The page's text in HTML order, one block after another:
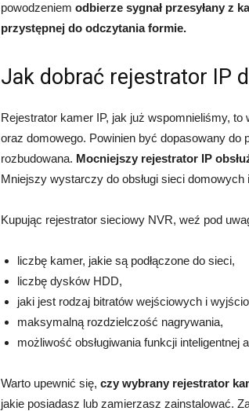
powodzeniem odbierze sygnał przesyłany z
przystępnej do odczytania formie.
Jak dobrać rejestrator IP
Rejestrator kamer IP, jak już wspomnieliśmy, to
oraz domowego. Powinien być dopasowany do
rozbudowana. Mocniejszy rejestrator IP
Mniejszy wystarczy do obsługi sieci
Kupując rejestrator sieciowy NVR, weź pod
liczbę kamer, jakie są podłączone do sieci,
liczbę dysków HDD,
jaki jest rodzaj bitratów wejściowych i
maksymalną rozdzielczość nagrywania,
możliwość obsługiwania funkcji inteligentnej
Warto upewnić się, czy wybrany rejestrator
jakie posiadasz lub zamierzasz zainstalować.